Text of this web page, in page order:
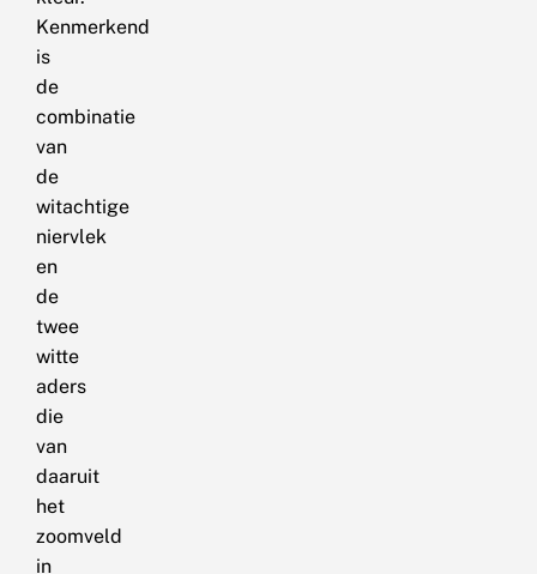
Kenmerkend
is
de
combinatie
van
de
witachtige
niervlek
en
de
twee
witte
aders
die
van
daaruit
het
zoomveld
in